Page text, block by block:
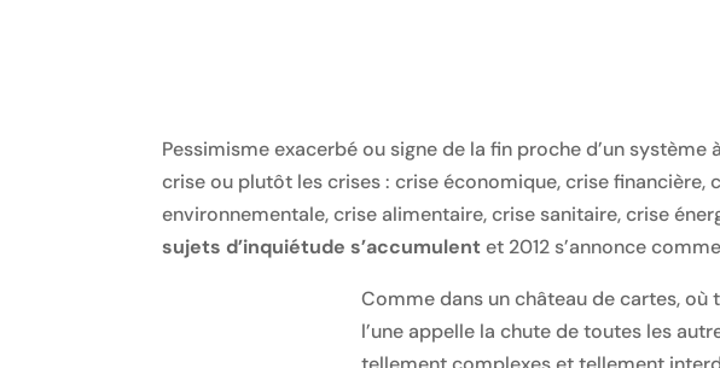
Pessimisme exacerbé ou signe de la fin proche d’un
crise ou plutôt les crises : crise économique, crise financière,
environnementale, crise alimentaire, crise sanitaire, crise
sujets d’inquiétude s’accumulentet 2012 s’annonce
Comme dans un château de cartes,
l’une appelle la chute de toutes les